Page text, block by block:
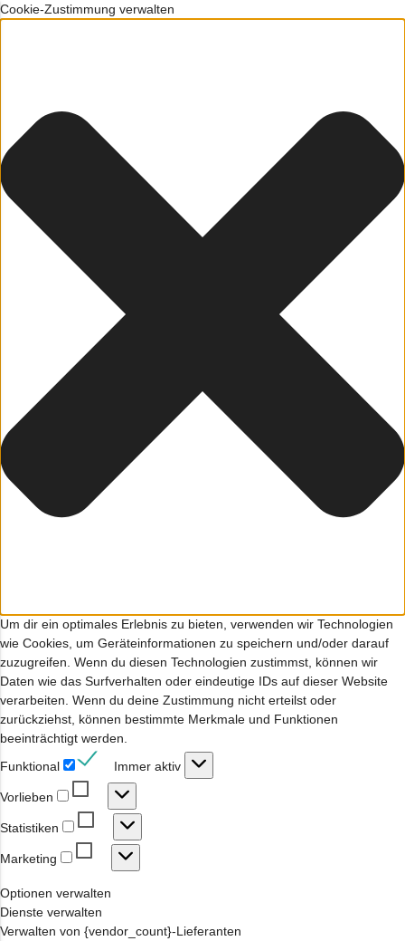
Cookie-Zustimmung verwalten
Um dir ein optimales Erlebnis zu bieten, verwenden wir Technologien
wie Cookies, um Geräteinformationen zu speichern und/oder darauf
zuzugreifen. Wenn du diesen Technologien zustimmst, können wir
Daten wie das Surfverhalten oder eindeutige IDs auf dieser Website
verarbeiten. Wenn du deine Zustimmung nicht erteilst oder
zurückziehst, können bestimmte Merkmale und Funktionen
beeinträchtigt werden.
Funktional
Immer aktiv
Vorlieben
Vorlieben
Statistiken
Statistiken
Marketing
Marketing
Optionen verwalten
Dienste verwalten
Verwalten von {vendor_count}-Lieferanten